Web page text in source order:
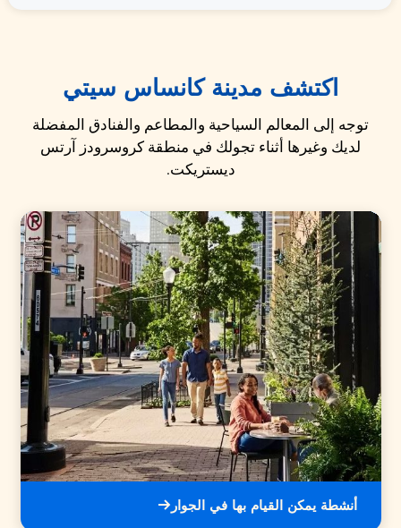
اكتشف مدينة كانساس سيتي
توجه إلى المعالم السياحية والمطاعم والفنادق المفضلة
لديك وغيرها أثناء تجولك في منطقة كروسرودز آرتس
ديستريكت.
أنشطة يمكن القيام بها في الجوار